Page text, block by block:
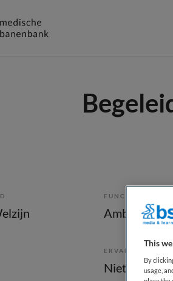
FUNCTIE
Ambulant
ERVARING
Niet nader
This
By
usage,